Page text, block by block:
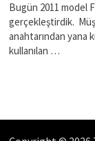
Bugün 2011 model
gerçekleştirdik.
anahtarından yana
kullanılan …